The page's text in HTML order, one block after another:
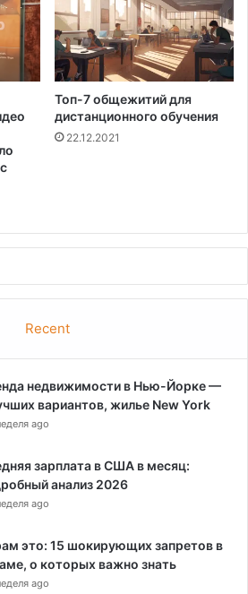
Топ-7 общежитий для
дистанционного обучения
22.12.2021
Recent
недвижимости в Нью-Йорке —
вариантов, жилье New York
ago
зарплата в США в месяц:
анализ 2026
ago
это: 15 шокирующих запретов в
о которых важно знать
ago